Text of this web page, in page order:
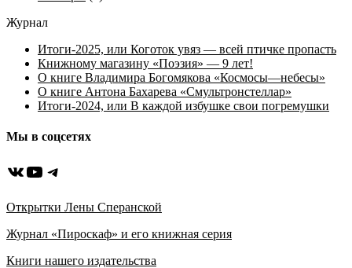
Журнал
Итоги-2025, или Коготок увяз — всей птичке пропасть
Книжному магазину «Поэзия» — 9 лет!
О книге Владимира Богомякова «Космосы—небесы»
О книге Антона Бахарева «Смультронстеллар»
Итоги-2024, или В каждой избушке свои погремушки
Мы в соцсетях
ВКонтакте
YouTube
Telegram
Открытки Лены Сперанской
Журнал «Пироскаф» и его книжная серия
Книги нашего издательства